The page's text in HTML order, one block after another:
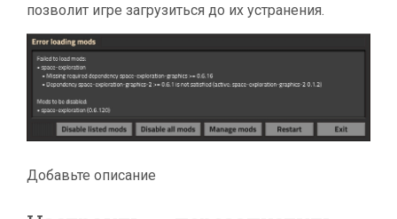
позволит игре загрузиться до их устранения.
Добавьте описание